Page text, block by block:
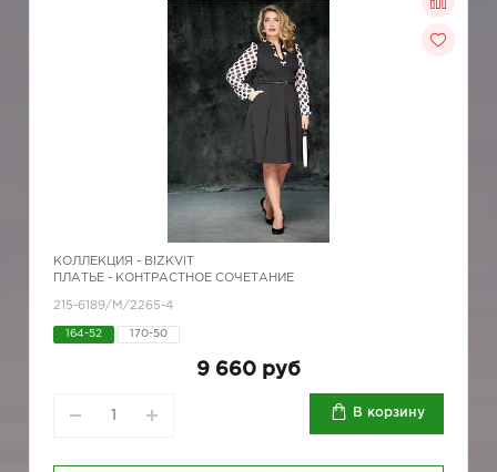
КОЛЛЕКЦИЯ - BIZKVIT
ПЛАТЬЕ - КОНТРАСТНОЕ СОЧЕТАНИЕ
215-6189/М/2265-4
164-52 170-50
9 660 руб
В корзину